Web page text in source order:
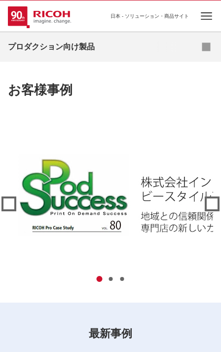
日本 - ソリューション・商品サイト
プロダクション向け製品
オンデマンドプリンティング
お客様事例
最新事例